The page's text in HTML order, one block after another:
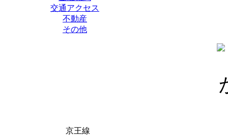
交通アクセス
不動産
その他
京王線